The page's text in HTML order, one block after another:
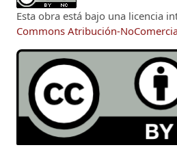
Esta obra está bajo una licencia
Commons Atribución-